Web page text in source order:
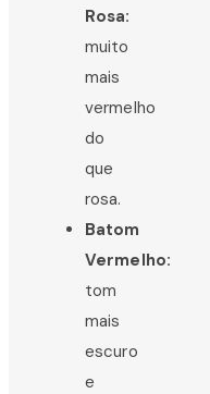
Rosa:
muito
mais
vermelho
do
que
rosa.
Batom
Vermelho:
tom
mais
escuro
e